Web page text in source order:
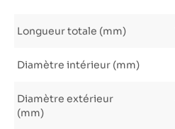
Longueur totale (mm)
Diamètre intérieur (mm)
Diamètre extérieur
(mm)